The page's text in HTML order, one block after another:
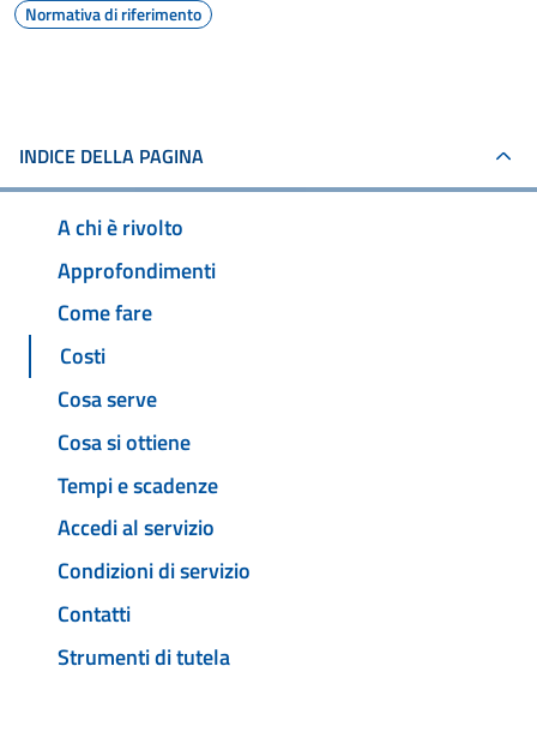
Normativa di riferimento
INDICE DELLA PAGINA
A chi è rivolto
Approfondimenti
Come fare
Costi
Cosa serve
Cosa si ottiene
Tempi e scadenze
Accedi al servizio
Condizioni di servizio
Contatti
Strumenti di tutela